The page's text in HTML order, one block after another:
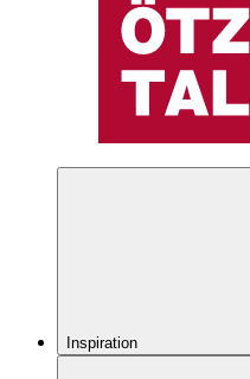
Inspiration